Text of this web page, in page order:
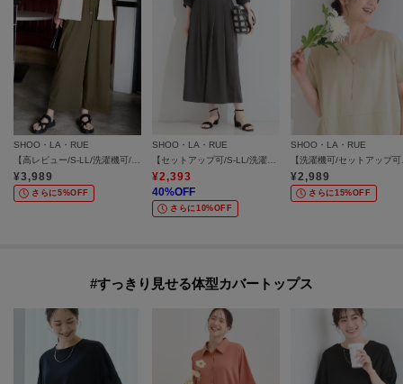
SHOO・LA・RUE
【高レビュー/S-LL/洗濯機可/セットアップ可】着丈選べる 軽凛(かろりん) ひんやりフラップイージーパンツ
¥3,989
さらに5%OFF
SHOO・LA・RUE
【セットアップ可/S-LL/洗濯機可】上品で涼し気 ゆれる麻調タックスカーチョパンツ
¥2,393
40%OFF
さらに10%OFF
SHOO・LA・RUE
【洗濯機
¥2,989
さらに15%OFF
#すっきり見せる体型カバートップス